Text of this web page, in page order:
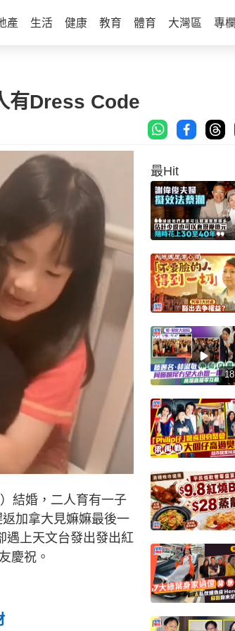
產 生活 健康 教育 體育 大灣區 專欄
有Dress Code
結婚，二人育有一子
加拿大見嫲嫲最後一
遇上天文台發出發出紅
慶祝。
最Hit